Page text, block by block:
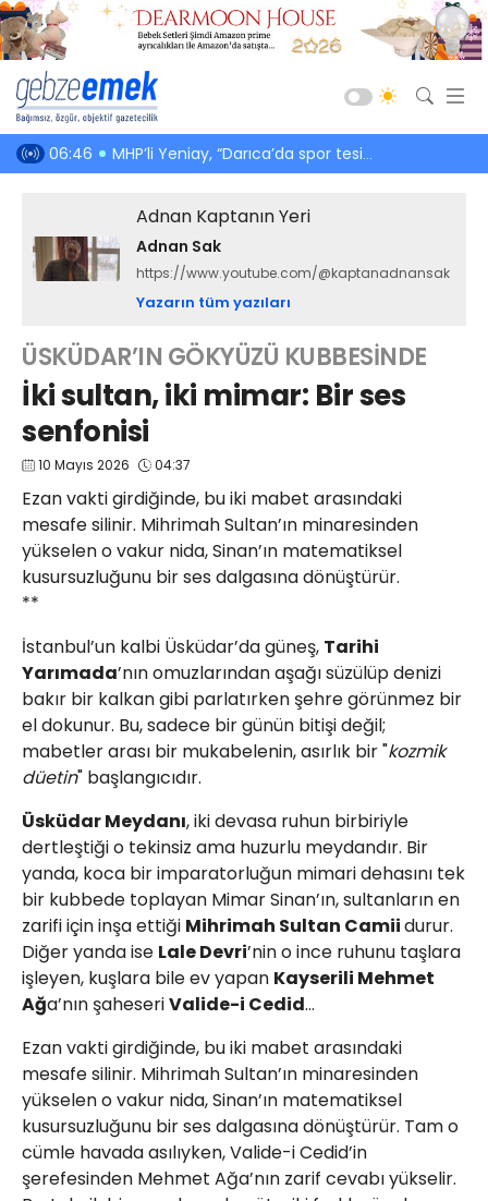
önler 06:46 MHP’li Yeniay, “Darıca’da spor tesisleri yetersiz” şeklinde konuştu
Adnan Kaptanın Yeri
Adnan Sak
https://www.youtube.com/@kaptanadnansak
Yazarın tüm yazıları
ÜSKÜDAR’IN GÖKYÜZÜ KUBBESİNDE
İki sultan, iki mimar: Bir ses
senfonisi
10 Mayıs 2026 04:37
Ezan vakti girdiğinde, bu iki mabet arasındaki
mesafe silinir. Mihrimah Sultan’ın minaresinden
yükselen o vakur nida, Sinan’ın matematiksel
kusursuzluğunu bir ses dalgasına dönüştürür.
**
​İstanbul’un kalbi Üsküdar’da güneş, Tarihi
Yarımada’nın omuzlarından aşağı süzülüp denizi
bakır bir kalkan gibi parlatırken şehre görünmez bir
el dokunur. Bu, sadece bir günün bitişi değil;
mabetler arası bir mukabelenin, asırlık bir "kozmik
düetin" başlangıcıdır.
Üsküdar Meydanı, iki devasa ruhun birbiriyle
dertleştiği o tekinsiz ama huzurlu meydandır. Bir
yanda, koca bir imparatorluğun mimari dehasını tek
bir kubbede toplayan Mimar Sinan’ın, sultanların en
zarifi için inşa ettiği Mihrimah Sultan Camiidurur.
Diğer yanda ise Lale Devri’nin o ince ruhunu taşlara
işleyen, kuşlara bile ev yapan Kayserili Mehmet
Ağa’nın şaheseriValide-i Cedid…
​Ezan vakti girdiğinde, bu iki mabet arasındaki
mesafe silinir. Mihrimah Sultan’ın minaresinden
yükselen o vakur nida, Sinan’ın matematiksel
kusursuzluğunu bir ses dalgasına dönüştürür. Tam o
cümle havada asılıyken, Valide-i Cedid’in
şerefesinden Mehmet Ağa’nın zarif cevabı yükselir.
Güncel
Siyaset
Asayiş
Spor
Eğitim
Kültür-Sanat
Web TV Galeri Yazarlar
Caddesi, Beşiroğlu Altın Han Kat: 1
(BİLKAR)Gebze - KOCAELİ
aktanuslu@gmail.com